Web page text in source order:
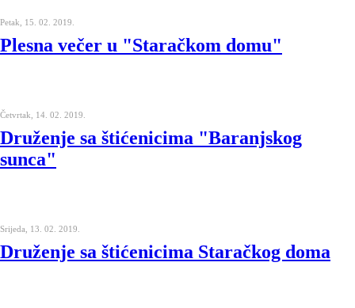
Petak, 15. 02. 2019.
Plesna večer u "Staračkom domu"
Četvrtak, 14. 02. 2019.
Druženje sa štićenicima "Baranjskog
sunca"
Srijeda, 13. 02. 2019.
Druženje sa štićenicima Staračkog doma